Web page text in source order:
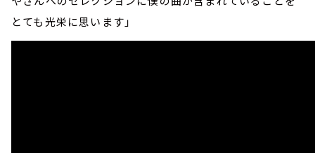
とても光栄に思います」